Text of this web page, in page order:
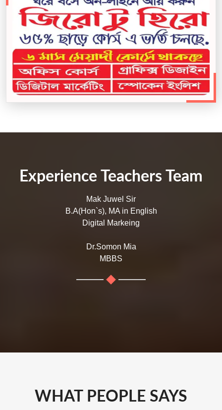
Experience Teachers Team
Mak Juwel Sir
B.A(Hon`s), MA in English
Digital Markeing
Dr.Somon Mia
MBBS
WHAT PEOPLE SAYS